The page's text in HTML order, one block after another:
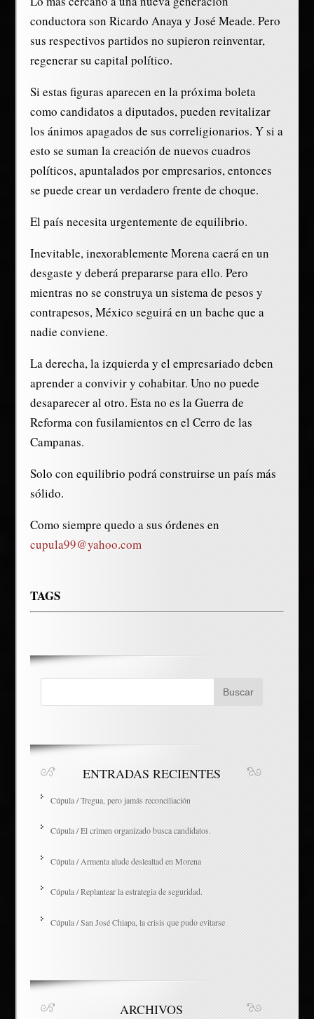
conductora son Ricardo Anaya y José Meade. Pero
sus respectivos partidos no supieron reinventar,
regenerar su capital político.
Si estas figuras aparecen en la próxima boleta
como candidatos a diputados, pueden revitalizar
los ánimos apagados de sus correligionarios. Y si a
esto se suman la creación de nuevos cuadros
políticos, apuntalados por empresarios, entonces
se puede crear un verdadero frente de choque.
El país necesita urgentemente de equilibrio.
Inevitable, inexorablemente Morena caerá en un
desgaste y deberá prepararse para ello. Pero
mientras no se construya un sistema de pesos y
contrapesos, México seguirá en un bache que a
nadie conviene.
La derecha, la izquierda y el empresariado deben
aprender a convivir y cohabitar. Uno no puede
desaparecer al otro. Esta no es la Guerra de
Reforma con fusilamientos en el Cerro de las
Campanas.
Solo con equilibrio podrá construirse un país más
sólido.
Como siempre quedo a sus órdenes en
cupula99@yahoo.com
TAGS
ENTRADAS RECIENTES
Cúpula / Tregua, pero jamás reconciliación
Cúpula / El crimen organizado busca candidatos.
Cúpula / Armenta alude deslealtad en Morena
Cúpula / Replantear la estrategia de seguridad.
Cúpula / San José Chiapa, la crisis que pudo evitarse
ARCHIVOS